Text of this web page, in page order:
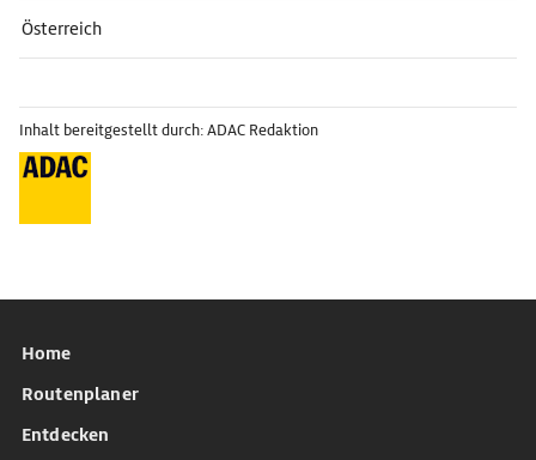
Österreich
Inhalt bereitgestellt durch: ADAC Redaktion
Home
Routenplaner
Entdecken